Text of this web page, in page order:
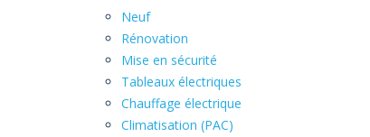
Neuf
Rénovation
Mise en sécurité
Tableaux électriques
Chauffage électrique
Climatisation (PAC)